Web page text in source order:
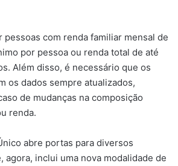
pessoas com renda familiar mensal de
por pessoa ou renda total de até
Além disso, é necessário que os
os dados sempre atualizados,
de mudanças na composição
renda.
abre portas para diversos
agora, inclui uma nova modalidade de